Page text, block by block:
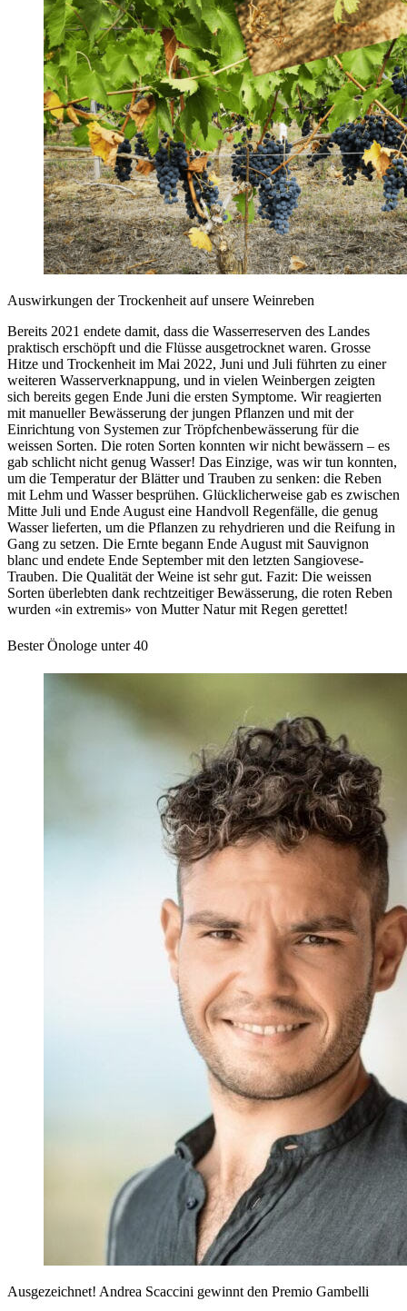
Auswirkungen der Trockenheit auf unsere Weinreben
Bereits 2021 endete damit, dass die Wasserreserven des Landes
praktisch erschöpft und die Flüsse ausgetrocknet waren. Grosse
Hitze und Trockenheit im Mai 2022, Juni und Juli führten zu einer
weiteren Wasserverknappung, und in vielen Weinbergen zeigten
sich bereits gegen Ende Juni die ersten Symptome. Wir reagierten
mit manueller Bewässerung der jungen Pflanzen und mit der
Einrichtung von Systemen zur Tröpfchenbewässerung für die
weissen Sorten. Die roten Sorten konnten wir nicht bewässern – es
gab schlicht nicht genug Wasser! Das Einzige, was wir tun konnten,
um die Temperatur der Blätter und Trauben zu senken: die Reben
mit Lehm und Wasser besprühen. Glücklicherweise gab es zwischen
Mitte Juli und Ende August eine Handvoll Regenfälle, die genug
Wasser lieferten, um die Pflanzen zu rehydrieren und die Reifung in
Gang zu setzen. Die Ernte begann Ende August mit Sauvignon
blanc und endete Ende September mit den letzten Sangiovese-
Trauben. Die Qualität der Weine ist sehr gut. Fazit: Die weissen
Sorten überlebten dank rechtzeitiger Bewässerung, die roten Reben
wurden «in extremis» von Mutter Natur mit Regen gerettet!
Bester Önologe unter 40
Ausgezeichnet! Andrea Scaccini gewinnt den Premio Gambelli